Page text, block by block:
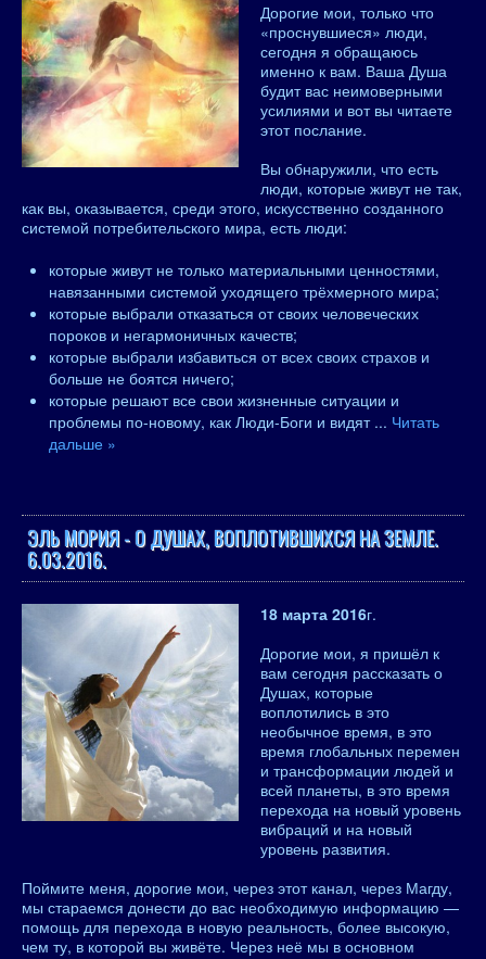
Дорогие мои, только что
«проснувшиеся» люди,
сегодня я обращаюсь
именно к вам. Ваша Душа
будит вас неимоверными
усилиями и вот вы читаете
этот послание.
Вы обнаружили, что есть
люди, которые живут не так,
как вы, оказывается, среди этого, искусственно созданного
системой потребительского мира, есть люди:
которые живут не только материальными ценностями,
навязанными системой уходящего трёхмерного мира;
которые выбрали отказаться от своих человеческих
пороков и негармоничных качеств;
которые выбрали избавиться от всех своих страхов и
больше не боятся ничего;
которые решают все свои жизненные ситуации и
проблемы по-новому, как Люди-Боги и видят ... Читать
дальше »
ЭЛЬ МОРИЯ - О ДУШАХ, ВОПЛОТИВШИХСЯ НА ЗЕМЛЕ.
6.03.2016.
18 марта 2016г.
Дорогие мои, я пришёл к
вам сегодня рассказать о
Душах, которые
воплотились в это
необычное время, в это
время глобальных перемен
и трансформации людей и
всей планеты, в это время
перехода на новый уровень
вибраций и на новый
уровень развития.
Поймите меня, дорогие мои, через этот канал, через Магду,
мы стараемся донести до вас необходимую информацию —
помощь для перехода в новую реальность, более высокую,
чем ту, в которой вы живёте. Через неё мы в основном